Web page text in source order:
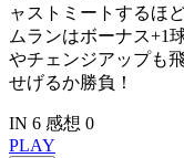
ャストミートするほ
ムランはボーナス+1
やチェンジアップも
せげるか勝負！
IN 6 感想 0
PLAY